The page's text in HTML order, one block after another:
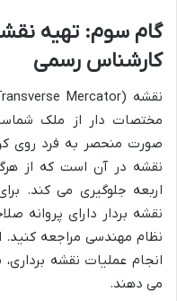
کارشناس رسمی
مختصات دار از ملک
صورت منحصر به فرد روی
نقشه در آن است که از
اربعه جلوگیری می کند.
نقشه بردار دارای پروانه
نظام مهندسی مراجعه کنید.
انجام عملیات نقشه
می دهند.